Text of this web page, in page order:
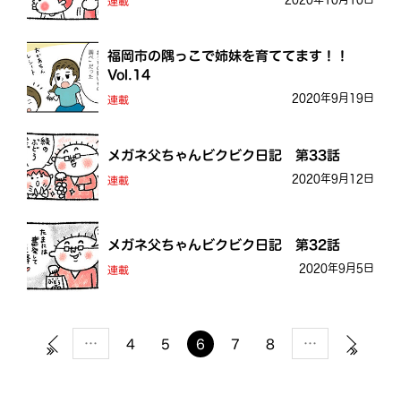
福岡市の隅っこで姉妹を育ててます！！
Vol.14
連載 2020年9月19日
メガネ父ちゃんビクビク日記 第33話
連載 2020年9月12日
メガネ父ちゃんビクビク日記 第32話
連載 2020年9月5日
… 4 5 6 7 8 …